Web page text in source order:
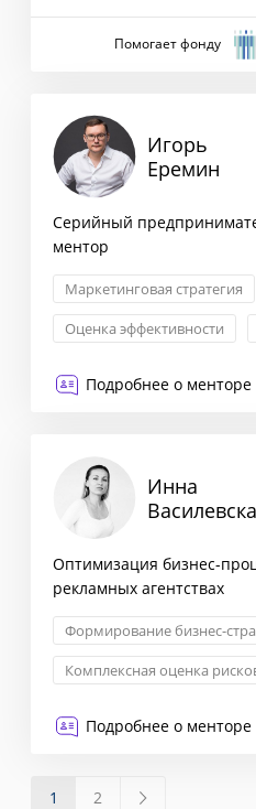
Взаимоотношения с
Помогает фонду
Игорь
Еремин
Серийный
ментор
Маркетинговая стратегия
Оценка эффективности
Подробнее о менторе
Инна
Оптимизация бизнес-
рекламных агентствах
Формирование бизнес-
Комплексная оценка
Подробнее о менторе
1 2